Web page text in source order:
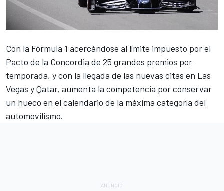
Con la Fórmula 1 acercándose al límite impuesto por el
Pacto de la Concordia de 25 grandes premios por
temporada, y con la llegada de las nuevas citas en Las
Vegas y Qatar, aumenta la competencia por conservar
un hueco en el calendario de la máxima categoría del
automovilismo.